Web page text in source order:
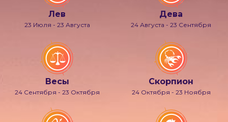
Лев
23 Июля - 23 Августа
Дева
24 Августа - 23 Сентября
Весы
24 Сентября - 23 Октября
Скорпион
24 Октября - 23 Ноября